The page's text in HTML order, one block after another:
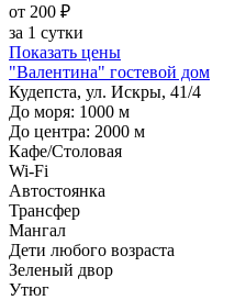
от 200 ₽
за 1 сутки
Показать цены
"Валентина" гостевой дом
Кудепста, ул. Искры, 41/4
До моря: 1000 м
До центра: 2000 м
Кафе/Столовая
Wi-Fi
Автостоянка
Трансфер
Мангал
Дети любого возраста
Зеленый двор
Утюг